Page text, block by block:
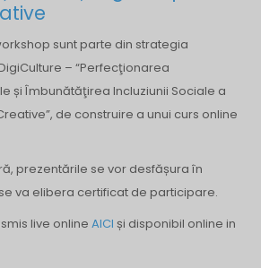
sunt parte din strategia
– “Perfecţionarea
și Îmbunătăţirea Incluziunii Sociale a
de construire a unui curs online
prezentările se vor desfășura în
va elibera certificat de participare.
live online AICI și disponibil online in